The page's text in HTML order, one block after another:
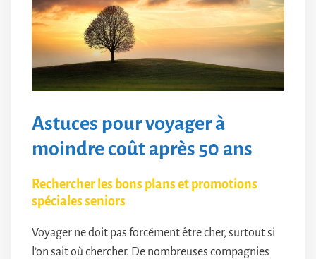
Astuces pour voyager à
moindre coût après 50 ans
Rechercher les bons plans et promotions
spéciales seniors
Voyager ne doit pas forcément être cher, surtout si
l’on sait où chercher. De nombreuses compagnies